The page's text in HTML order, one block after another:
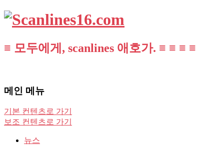
≡ 모두에게, scanlines 애호가. ≡ ≡ ≡ ≡
메인 메뉴
기본 컨텐츠로 가기
보조 컨텐츠로 가기
뉴스